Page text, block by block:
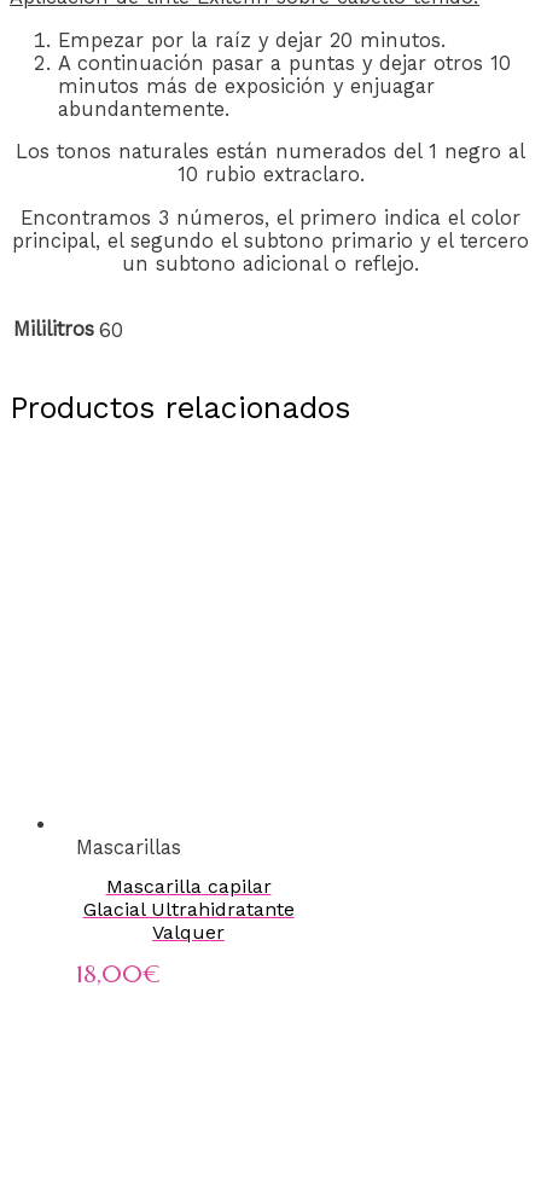
Empezar por la raíz y dejar 20 minutos.
A continuación pasar a puntas y dejar otros 10
minutos más de exposición y enjuagar
abundantemente.
Los tonos naturales están numerados del 1 negro al
10 rubio extraclaro.
Encontramos 3 números, el primero indica el color
principal, el segundo el subtono primario y el tercero
un subtono adicional o reflejo.
Mililitros 60
Productos relacionados
Mascarillas
Mascarilla capilar
Glacial Ultrahidratante
Valquer
18,00€